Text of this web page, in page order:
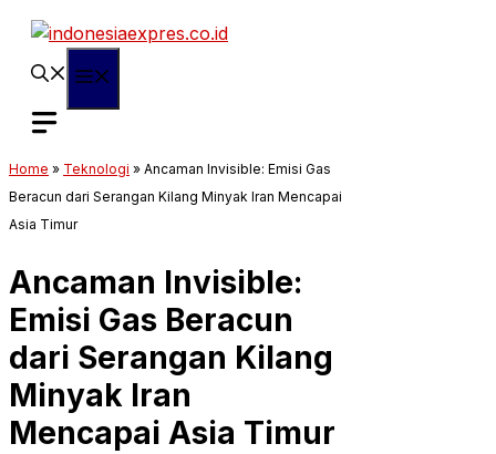
Langsung
Home » Teknologi » Ancaman Invisible: Emisi Gas
Beracun dari Serangan Kilang Minyak Iran Mencapai
Asia Timur
Ancaman Invisible:
Emisi Gas Beracun
dari Serangan Kilang
Minyak Iran
Mencapai Asia Timur